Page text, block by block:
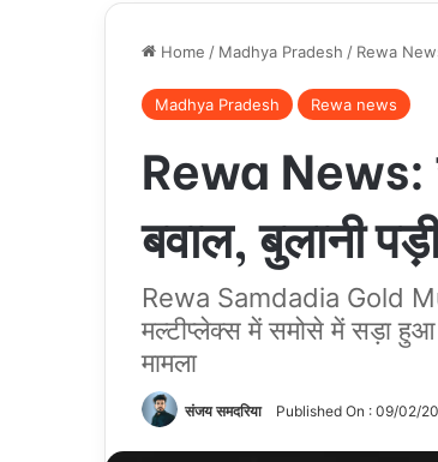
Home / Madhya Pradesh / Rewa
Madhya Pradesh Rewa news
Rewa News:
बवाल, बुलानी
Rewa Samdadia Gold
मल्टीप्लेक्स में समोसे में सड़ा
मामला
संजय समदरिया Published On : 09/02/